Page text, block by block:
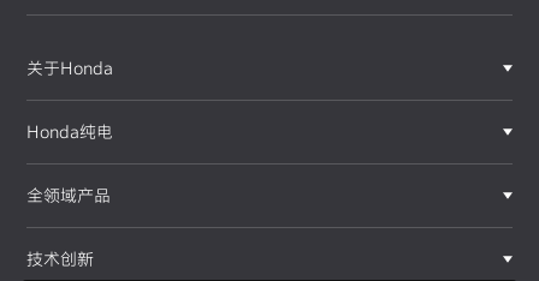
关于Honda
Honda纯电
全领域产品
技术创新